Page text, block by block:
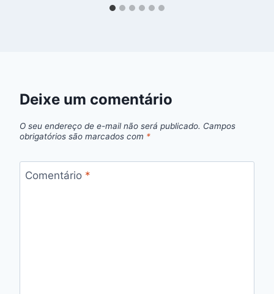
Deixe um comentário
O seu endereço de e-mail não será publicado. Campos
obrigatórios são marcados com *
Comentário *